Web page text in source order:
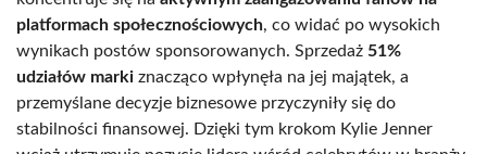
platformach społecznościowych, co widać po wysokich
wynikach postów sponsorowanych. Sprzedaż 51%
udziałów marki znacząco wpłynęła na jej majątek, a
przemyślane decyzje biznesowe przyczyniły się do
stabilności finansowej. Dzięki tym krokom Kylie Jenner